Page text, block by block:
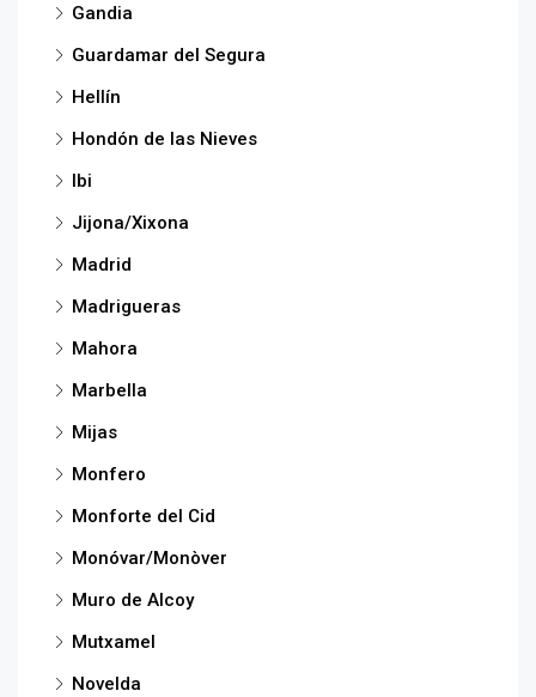
Gandia
Guardamar del Segura
Hellín
Hondón de las Nieves
Ibi
Jijona/Xixona
Madrid
Madrigueras
Mahora
Marbella
Mijas
Monfero
Monforte del Cid
Monóvar/Monòver
Muro de Alcoy
Mutxamel
Novelda